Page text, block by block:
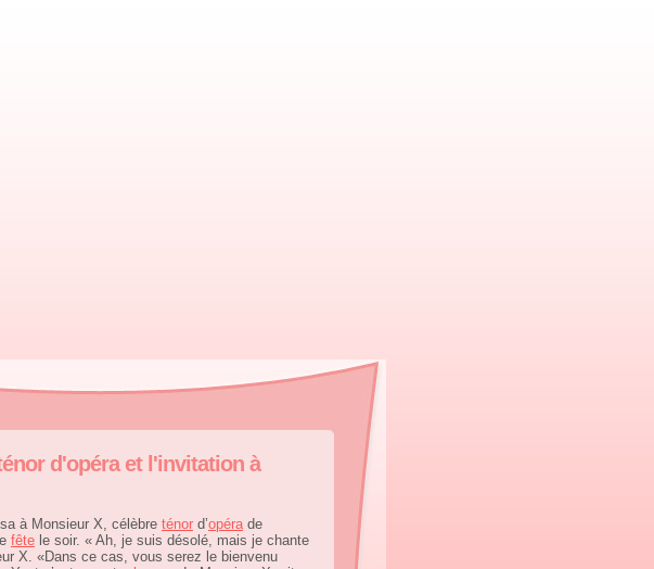
d'opéra et l'invitation à
à Monsieur X, célèbre ténor d’opérade
fête le soir. « Ah, je suis désolé, mais je chante
X. «Dans ce cas, vous serez le bienvenu